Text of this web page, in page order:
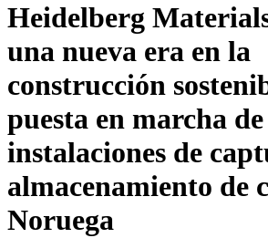
Heidelberg
una nueva era en la
construcción
puesta en marcha de
instalaciones de
almacenamiento de
Noruega